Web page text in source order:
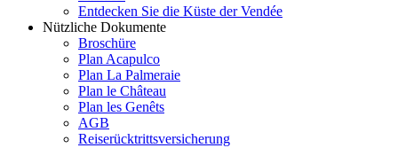
Entdecken Sie die Küste der Vendée
Nützliche Dokumente
Broschüre
Plan Acapulco
Plan La Palmeraie
Plan le Château
Plan les Genêts
AGB
Reiserücktrittsversicherung